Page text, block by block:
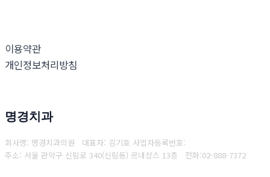
이용약관
개인정보처리방침
명경치과
회사명: 명경치과의원 대표자: 김기호 사업자등록번호:
주소: 서울 관악구 신림로 340(신림동) 르네상스 13층 전화:02-888-7372